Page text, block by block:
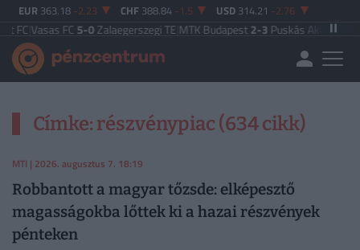
EUR 363.18 -2.23 CHF 388.84 -1.5 USD 314.21 -2.76
| Vasas FC 5-0Zalaegerszegi TE|MTK Budapest2-3Puskás Akadémia
Címke: részvénypiac (634 cikk)
MTI | 2026. augusztus 7. 18:19
Robbantott a magyar tőzsde: elképesztő
magasságokba lőttek ki a hazai részvények
pénteken